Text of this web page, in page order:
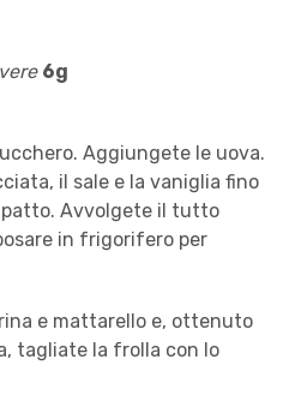
6g
Aggiungete le uova.
il sale e la vaniglia fino
Avvolgete il tutto
in frigorifero per
e mattarello e, ottenuto
tagliate la frolla con lo